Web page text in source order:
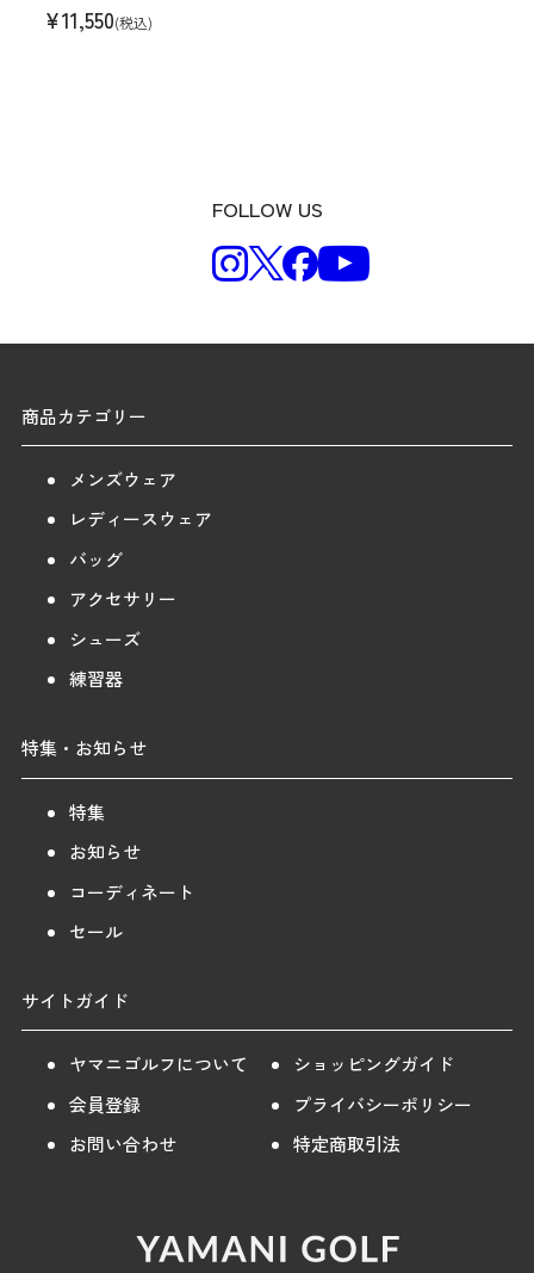
¥11,550(税込)
FOLLOW US
商品カテゴリー
メンズウェア
レディースウェア
バッグ
アクセサリー
シューズ
練習器
特集・お知らせ
特集
お知らせ
コーディネート
セール
サイトガイド
ヤマニゴルフについて
ショッピングガイド
会員登録
プライバシーポリシー
お問い合わせ
特定商取引法